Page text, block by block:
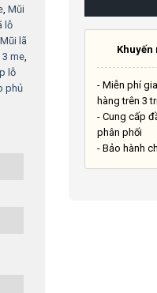
, Mũi
lỗ
Mũi lã
3 me,
lỗ
phủ
Khuyến
- Miễn phí
hàng trên 3
- Cung cấp
phân phối
- Bảo hành